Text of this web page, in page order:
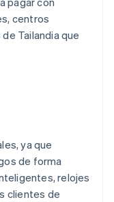
centros
Tailandia que
ya que
de forma
relojes
clientes de